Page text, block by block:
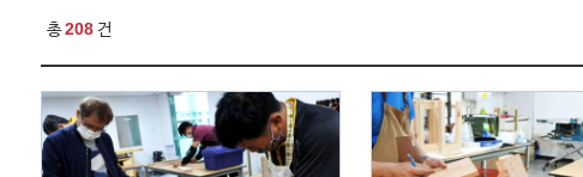
총208 건